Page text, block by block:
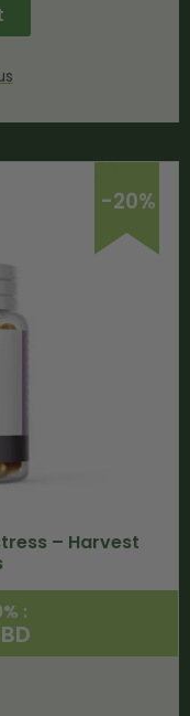
-20%
– Harvest
: